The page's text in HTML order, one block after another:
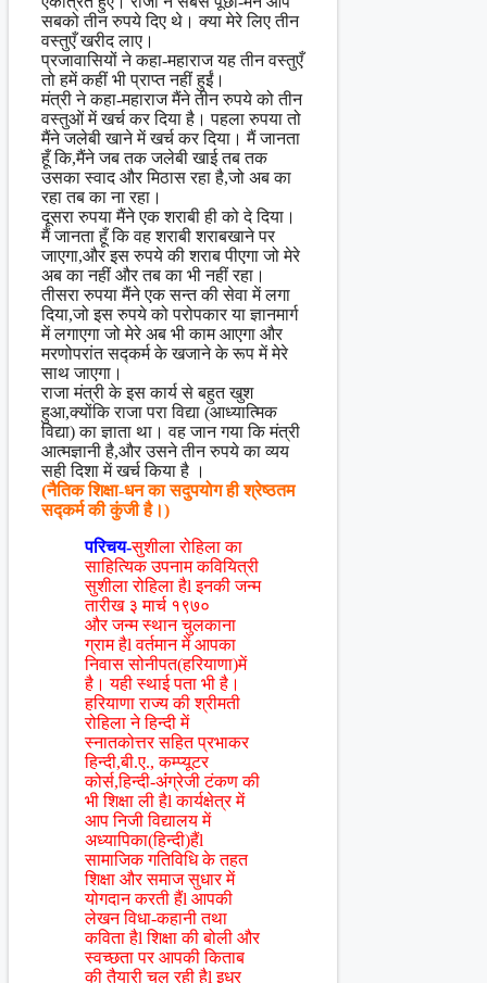
सबको तीन रुपये दिए थे। क्या मेरे लिए तीन
वस्तुएँ खरीद लाए।
प्रजावासियों ने कहा-महाराज यह तीन वस्तुएँ
तो हमें कहीं भी प्राप्त नहीं हुईं।
मंत्री ने कहा-महाराज मैंने तीन रुपये को तीन
वस्तुओं में खर्च कर दिया है। पहला रुपया तो
मैंने जलेबी खाने में खर्च कर दिया। मैं जानता
हूँ कि,मैंने जब तक जलेबी खाई तब तक
उसका स्वाद और मिठास रहा है,जो अब का
रहा तब का ना रहा।
दूसरा रुपया मैंने एक शराबी ही को दे दिया।
मैं जानता हूँ कि वह शराबी शराबखाने पर
जाएगा,और इस रुपये की शराब पीएगा जो मेरे
अब का नहीं और तब का भी नहीं रहा।
तीसरा रुपया मैंने एक सन्त की सेवा में लगा
दिया,जो इस रुपये को परोपकार या ज्ञानमार्ग
में लगाएगा जो मेरे अब भी काम आएगा और
मरणोपरांत सद्कर्म के खजाने के रूप में मेरे
साथ जाएगा।
राजा मंत्री के इस कार्य से बहुत खुश
हुआ,क्योंकि राजा परा विद्या (आध्यात्मिक
विद्या) का ज्ञाता था। वह जान गया कि मंत्री
आत्मज्ञानी है,और उसने तीन रुपये का व्यय
सही दिशा में खर्च किया है ।
(नैतिक शिक्षा-धन का सदुपयोग ही श्रेष्ठतम
सद्कर्म की कुंजी है।)
परिचय-सुशीला रोहिला का
साहित्यिक उपनाम कवियित्री
सुशीला रोहिला हैl इनकी जन्म
तारीख ३ मार्च १९७०
और जन्म स्थान चुलकाना
ग्राम हैl वर्तमान में आपका
निवास सोनीपत(हरियाणा)में
है। यही स्थाई पता भी है।
हरियाणा राज्य की श्रीमती
रोहिला ने हिन्दी में
स्नातकोत्तर सहित प्रभाकर
हिन्दी,बी.ए., कम्प्यूटर
कोर्स,हिन्दी-अंंग्रेजी टंकण की
भी शिक्षा ली हैl कार्यक्षेत्र में
आप निजी विद्यालय में
अध्यापिका(हिन्दी)हैंl
सामाजिक गतिविधि के तहत
शिक्षा और समाज सुधार में
योगदान करती हैंl आपकी
लेखन विधा-कहानी तथा
कविता हैl शिक्षा की बोली और
स्वच्छता पर आपकी किताब
की तैयारी चल रही हैl इधर